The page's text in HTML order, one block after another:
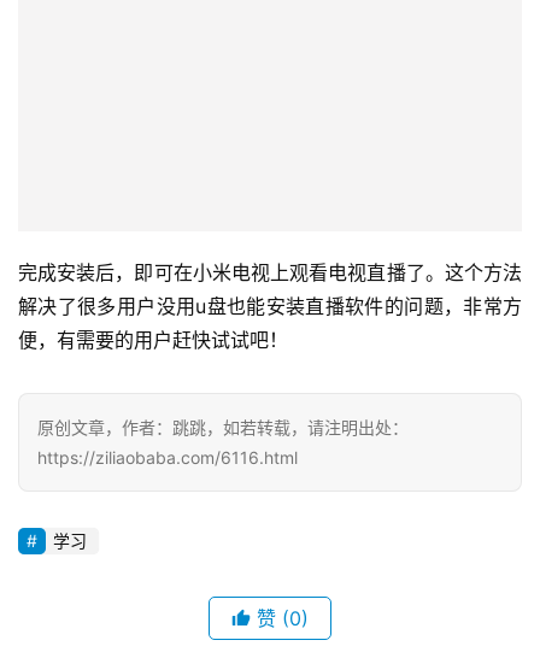
完成安装后，即可在小米电视上观看电视直播了。这个方法
解决了很多用户没用u盘也能安装直播软件的问题，非常方
便，有需要的用户赶快试试吧！
原创文章，作者：跳跳，如若转载，请注明出处：
https://ziliaobaba.com/6116.html
学习
赞 (0)